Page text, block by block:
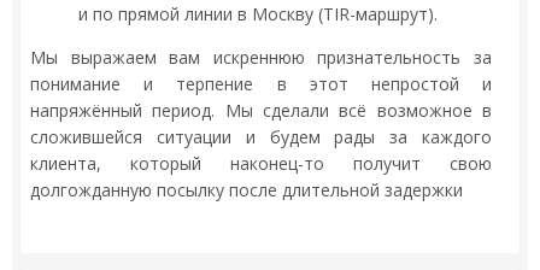
и по прямой линии в Москву (TIR-маршрут).
Мы выражаем вам искреннюю признательность за
понимание и терпение в этот непростой и
напряжённый период. Мы сделали всё возможное в
сложившейся ситуации и будем рады за каждого
клиента, который наконец-то получит свою
долгожданную посылку после длительной задержки